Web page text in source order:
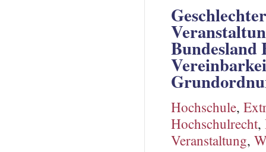
Bundesland
Hochschule,
Hochschulrecht,
Veranstaltung,